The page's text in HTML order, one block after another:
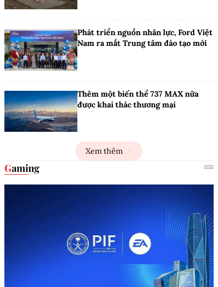
Phát triển nguồn nhân lực, Ford Việt
Nam ra mắt Trung tâm đào tạo mới
Thêm một biến thể 737 MAX nữa
được khai thác thương mại
Xem thêm
Gaming